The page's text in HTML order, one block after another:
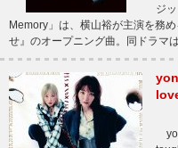
ジ
Memory」は、横山裕が主演を務
せ』のオープニング曲。同ドラマ